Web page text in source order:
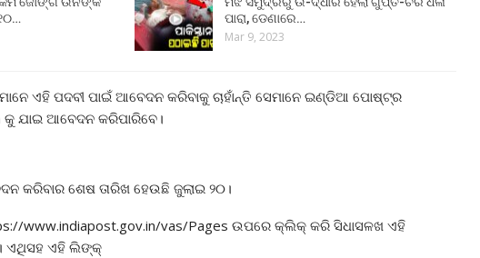
ପାରା, ଡେଣାରେ…
Mar 9, 2023
ଏହି ପଦବୀ ପାଇଁ ଆବେଦନ କରିବାକୁ ଚାହାଁନ୍ତି ସେମାନେ ଇଣ୍ଡିଆ ପୋଷ୍ଟ୍‌ର
ଯାଇ ଆବେଦନ କରିପାରିବେ।
କରିବାର ଶେଷ ତାରିଖ ହେଉଛି ଜୁଲାଇ ୨୦।
www.indiapost.gov.in/vas/Pages ଉପରେ କ୍ଲିକ୍ କରି ସିଧାସଳଖ ଏହି
ଏଥିସହ ଏହି ଲିଙ୍କ୍